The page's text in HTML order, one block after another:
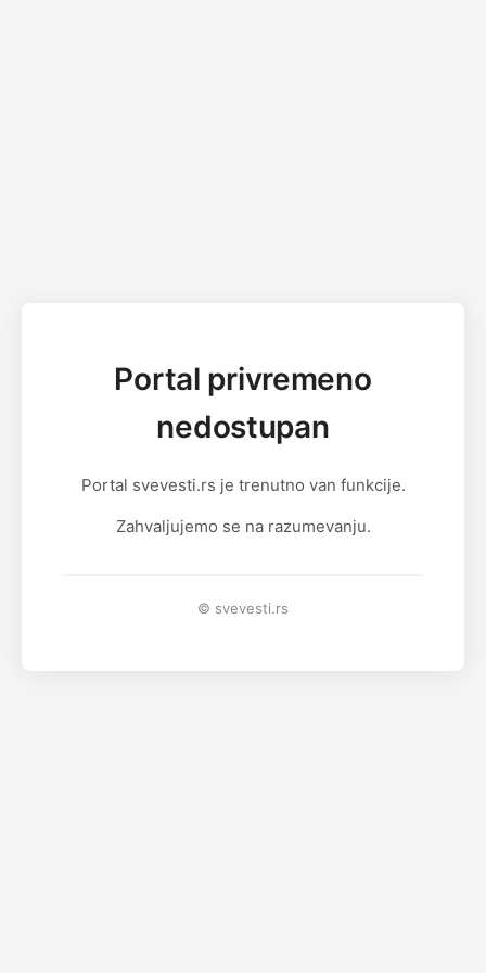
Portal privremeno
nedostupan
Portal svevesti.rs je trenutno van funkcije.
Zahvaljujemo se na razumevanju.
© svevesti.rs